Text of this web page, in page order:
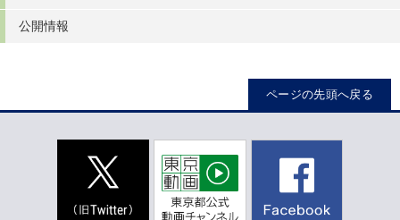
公開情報
ページの先頭へ戻る